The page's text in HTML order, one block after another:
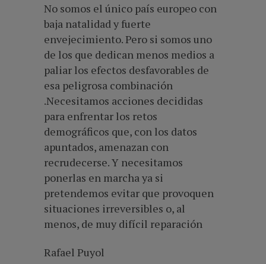
No somos el único país europeo con
baja natalidad y fuerte
envejecimiento. Pero si somos uno
de los que dedican menos medios a
paliar los efectos desfavorables de
esa peligrosa combinación
.Necesitamos acciones decididas
para enfrentar los retos
demográficos que, con los datos
apuntados, amenazan con
recrudecerse. Y necesitamos
ponerlas en marcha ya si
pretendemos evitar que provoquen
situaciones irreversibles o, al
menos, de muy difícil reparación
Rafael Puyol